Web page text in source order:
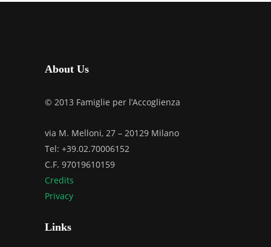
About Us
© 2013 Famiglie per l’Accoglienza
via M. Melloni, 27 – 20129 Milano
Tel: +39.02.70006152
C.F. 97019610159
Credits
Privacy
Links